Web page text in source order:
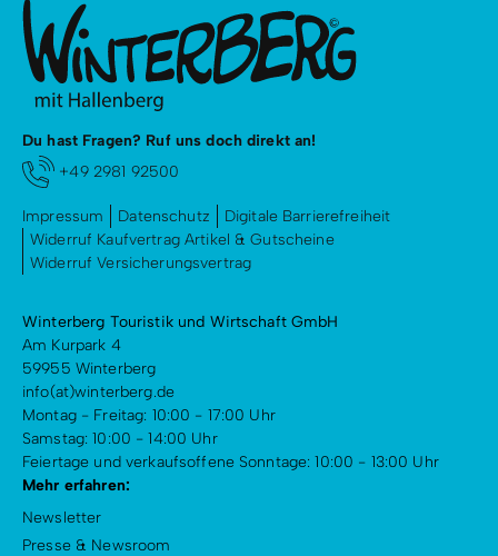
Du hast Fragen? Ruf uns doch direkt an!
+49 2981 92500
Impressum Datenschutz
Digitale Barrierefreiheit
Widerruf Kaufvertrag Artikel & Gutscheine
Widerruf Versicherungsvertrag
Winterberg Touristik und Wirtschaft GmbH
Am Kurpark 4
59955 Winterberg
info(at)winterberg.de
Montag - Freitag: 10:00 - 17:00 Uhr
Samstag: 10:00 - 14:00 Uhr
Feiertage und verkaufsoffene Sonntage: 10:00 - 13:00 Uhr
Mehr erfahren:
Newsletter
Presse & Newsroom